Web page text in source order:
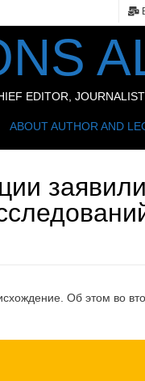
JOURNALIST
ABOUT AUTHOR AND
Об этом во